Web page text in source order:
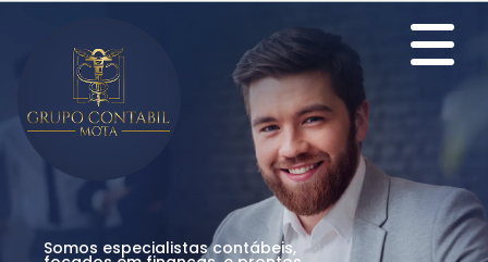
Somos especialistas contábeis,